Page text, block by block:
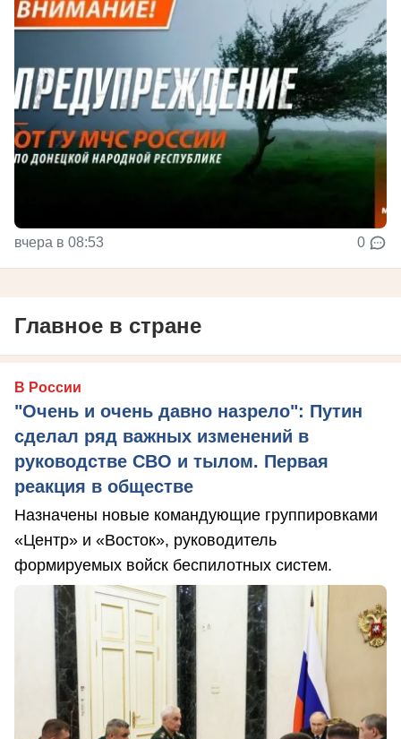
вчера в 08:53 0
Главное в стране
В России
"Очень и очень давно назрело": Путин
сделал ряд важных изменений в
руководстве СВО и тылом. Первая
реакция в обществе
Назначены новые командующие группировками
«Центр» и «Восток», руководитель
формируемых войск беспилотных систем.